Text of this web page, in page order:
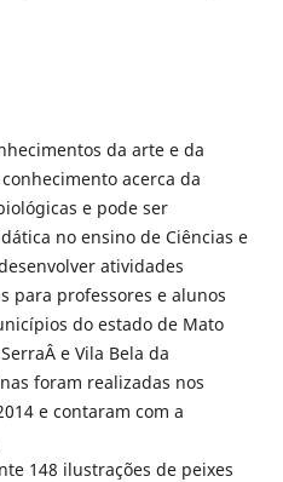
da arte e da
acerca da
e pode ser
no ensino de Ciências e
atividades
para professores e alunos
do estado de Mato
e Vila Bela da
foram realizadas nos
e contaram com a
148 ilustrações de peixes